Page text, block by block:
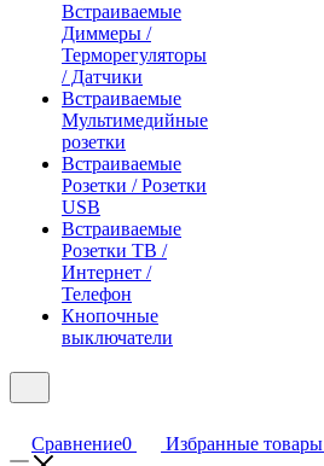
Встраиваемые
Диммеры /
Терморегуляторы
/ Датчики
Встраиваемые
Мультимедийные
розетки
Встраиваемые
Розетки / Розетки
USB
Встраиваемые
Розетки ТВ /
Интернет /
Телефон
Кнопочные
выключатели
Сравнение0 Избранные товары